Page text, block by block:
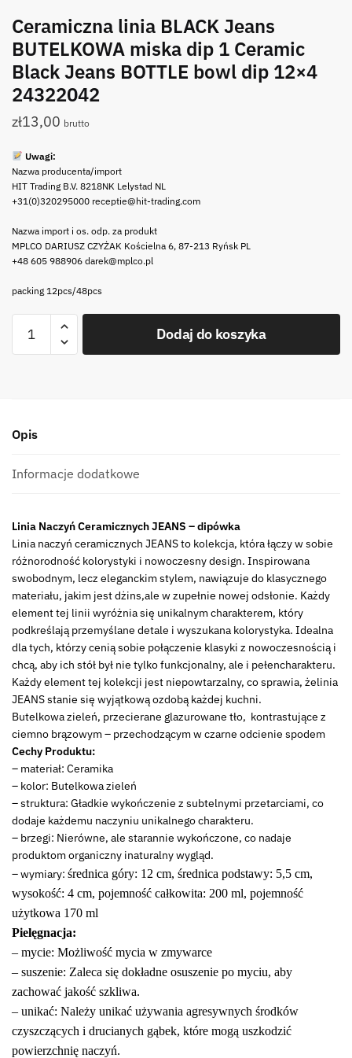
Ceramiczna linia BLACK Jeans
BUTELKOWA miska dip 1 Ceramic
Black Jeans BOTTLE bowl dip 12×4
24322042
zł13,00 brutto
Uwagi:
Nazwa producenta/import
HIT Trading B.V. 8218NK Lelystad NL
+31(0)320295000 receptie@hit-trading.com
Nazwa import i os. odp. za produkt
MPLCO DARIUSZ CZYŻAK Kościelna 6, 87-213 Ryńsk PL
+48 605 988906 darek@mplco.pl
packing 12pcs/48pcs
Ceramiczna
miska
1
Jeans
BOTTLE
bowl
dip
12x4
24322042
Dodaj do koszyka
Opis
Informacje dodatkowe
Linia Naczyń Ceramicznych JEANS – dipówka
Linia naczyń ceramicznych JEANS to kolekcja, która łączy w sobie
różnorodność kolorystyki i nowoczesny design. Inspirowana
swobodnym, lecz eleganckim stylem, nawiązuje do klasycznego
materiału, jakim jest dżins,ale w zupełnie nowej odsłonie. Każdy
element tej linii wyróżnia się unikalnym charakterem, który
podkreślają przemyślane detale i wyszukana kolorystyka. Idealna
dla tych, którzy cenią sobie połączenie klasyki z nowoczesnością i
chcą, aby ich stół był nie tylko funkcjonalny, ale i pełencharakteru.
Każdy element tej kolekcji jest niepowtarzalny, co sprawia, żelinia
JEANS stanie się wyjątkową ozdobą każdej kuchni.
Butelkowa zieleń, przecierane glazurowane tło, kontrastujące z
ciemno brązowym – przechodzącym w czarne odcienie spodem
Cechy Produktu:
– materiał: Ceramika
– kolor: Butelkowa zieleń
– struktura: Gładkie wykończenie z subtelnymi przetarciami, co
dodaje każdemu naczyniu unikalnego charakteru.
– brzegi: Nierówne, ale starannie wykończone, co nadaje
produktom organiczny inaturalny wygląd.
– wymiary: średnica góry: 12 cm, średnica podstawy: 5,5 cm,
wysokość: 4 cm, pojemność całkowita: 200 ml, pojemność
użytkowa 170 ml
Pielęgnacja:
– mycie: Możliwość mycia w zmywarce
– suszenie: Zaleca się dokładne osuszenie po myciu, aby
zachować jakość szkliwa.
– unikać: Należy unikać używania agresywnych środków
czyszczących i drucianych gąbek, które mogą uszkodzić
powierzchnię naczyń.